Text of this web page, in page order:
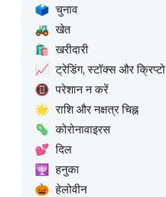
🗳️ चुनाव
🚜 खेत
🛍️ खरीदारी
📈 ट्रेडिंग, स्टॉक्स और क्रिप्टो
📵 परेशान न करें
🌟 राशि और नक्षत्र चिह्न
🦠 कोरोनावाइरस
💕 दिल
🕎
हनुका
🎃 हेलोवीन